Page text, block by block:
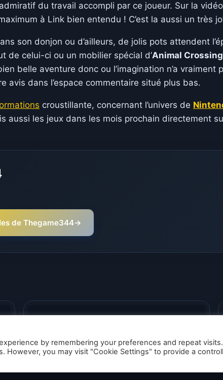
du travail accompli par ce joueur. Sur la
à Link bien entendu ! C’est la aussi un très
son donjon ou d’ailleurs, de jolis pots attendent
de celui-ci ou un mobilier spécial d’Animal
belle aventure donc ou l’imagination n’a vraiment
avis dans l’espace commentaire situé plus bas.
croustillante, concernant l’univers de
aussi les jeux dans les mois prochain directement
de Thegame344→
by remembering your preferences and repeat
However, you may visit "Cookie Settings" to provide a